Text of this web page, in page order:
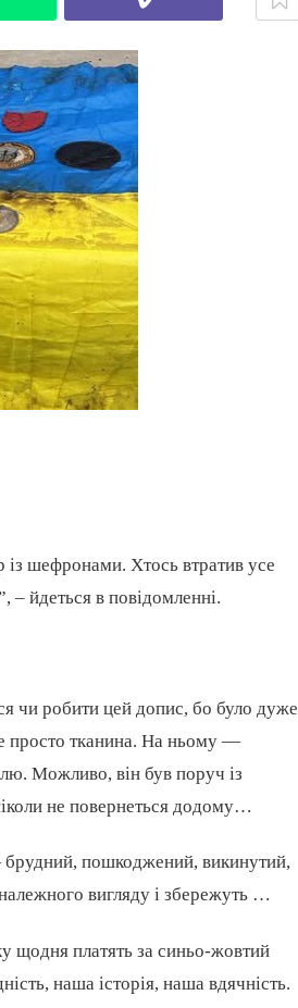
із шефронами. Хтось втратив усе
– йдеться в повідомленні.
чи робити цей допис, бо було дуже
просто тканина. На ньому —
Можливо, він був поруч із
не повернеться додому…
брудний, пошкоджений, викинутий,
вигляду і збережуть …
щодня платять за синьо-жовтий
наша історія, наша вдячність.